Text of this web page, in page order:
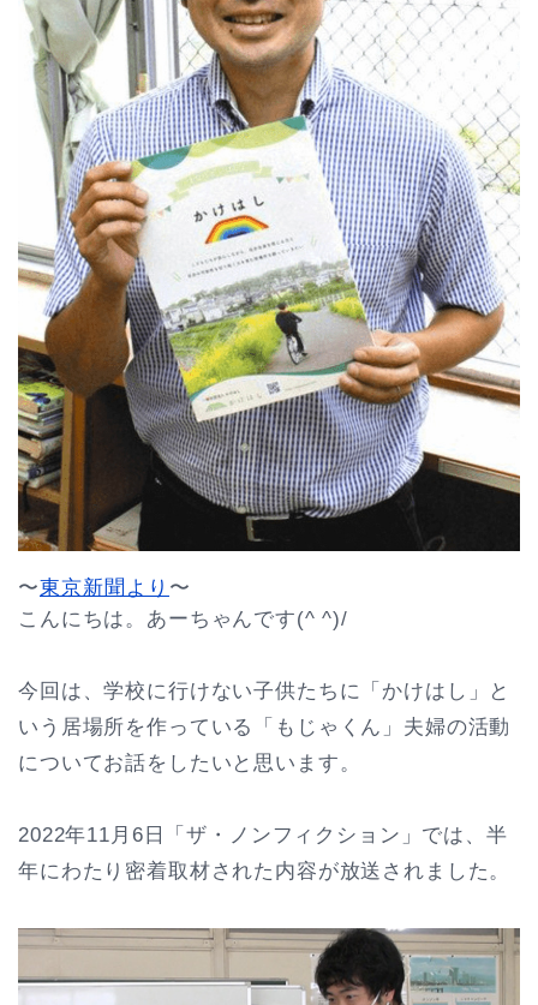
〜東京新聞より 〜
こんにちは。あーちゃんです(^ ^)/
今回は、学校に行けない子供たちに「かけはし」と
いう居場所を作っている「もじゃくん」夫婦の活動
についてお話をしたいと思います。
2022年11月6日「ザ・ノンフィクション」では、半
年にわたり密着取材された内容が放送されました。